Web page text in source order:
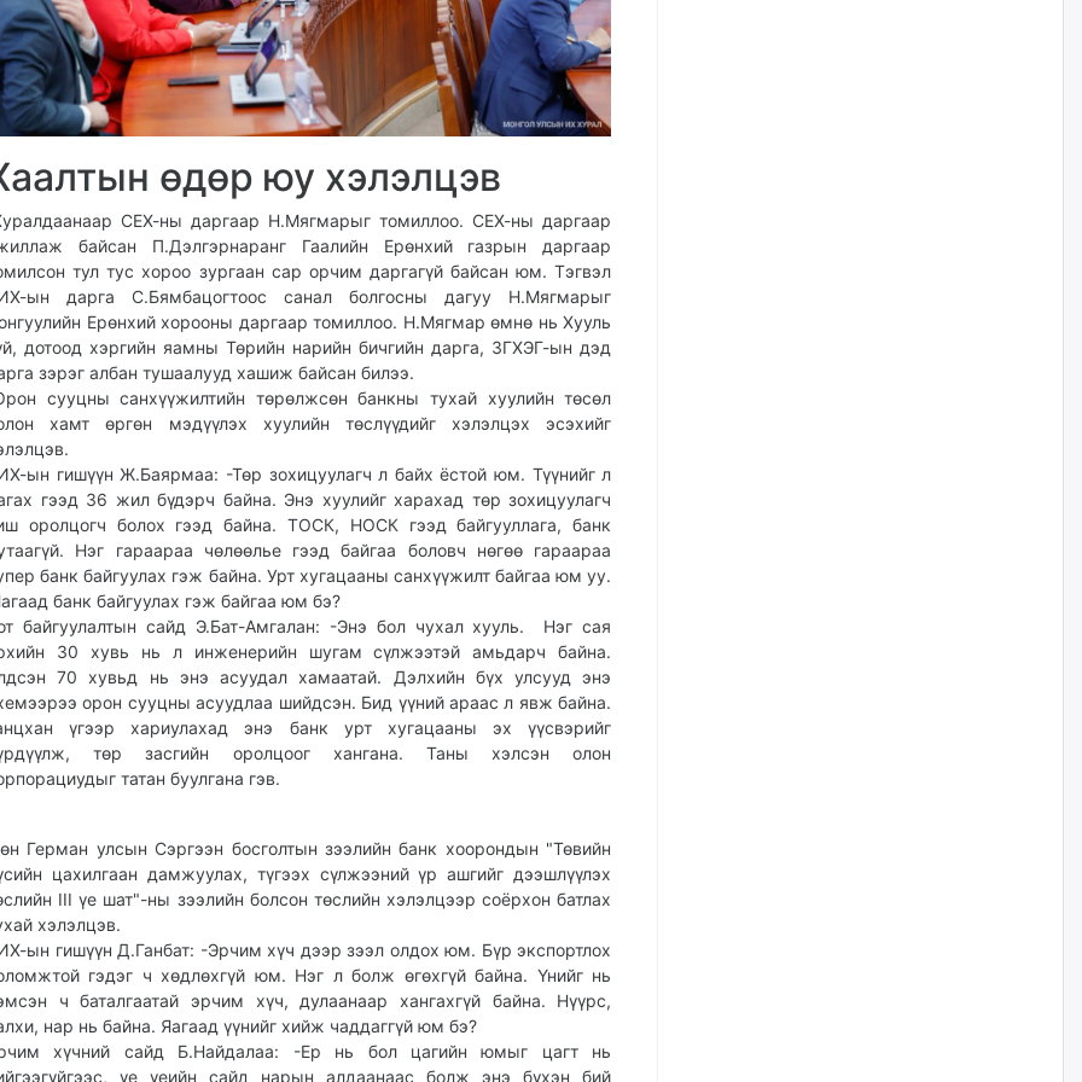
өдөр юу хэлэлцэв
СЕХ-ны даргаар Н.Мягмарыг томиллоо. СЕХ-ны даргаар
байсан П.Дэлгэрнаранг Гаалийн Ерөнхий газрын даргаар
тул тус хороо зургаан сар орчим даргагүй байсан юм. Тэгвэл
ын дарга С.Бямбацогтоос санал болгосны дагуу Н.Мягмарыг
Ерөнхий хорооны даргаар томиллоо. Н.Мягмар өмнө нь Хууль
дотоод хэргийн яамны Төрийн нарийн бичгийн дарга, ЗГХЭГ-ын дэд
зэрэг албан тушаалууд хашиж байсан билээ.
сууцны санхүүжилтийн төрөлжсөн банкны тухай хуулийн төсөл
хамт өргөн мэдүүлэх хуулийн төслүүдийг хэлэлцэх эсэхийг
ын гишүүн Ж.Баярмаа: -Төр зохицуулагч л байх ёстой юм. Түүнийг л
гээд 36 жил бүдэрч байна. Энэ хуулийг харахад төр зохицуулагч
оролцогч болох гээд байна. ТОСК, НОСК гээд байгууллага, банк
Нэг гараараа чөлөөлье гээд байгаа боловч нөгөө гараараа
банк байгуулах гэж байна. Урт хугацааны санхүүжилт байгаа юм уу.
банк байгуулах гэж байгаа юм бэ?
байгуулалтын сайд Э.Бат-Амгалан: -Энэ бол чухал хууль. Нэг сая
30 хувь нь л инженерийн шугам сүлжээтэй амьдарч байна.
70 хувьд нь энэ асуудал хамаатай. Дэлхийн бүх улсууд энэ
орон сууцны асуудлаа шийдсэн. Бид үүний араас л явж байна.
үгээр хариулахад энэ банк урт хугацааны эх үүсвэрийг
төр засгийн оролцоог хангана. Таны хэлсэн олон
татан буулгана гэв.
Герман улсын Сэргээн босголтын зээлийн банк хоорондын "Төвийн
цахилгаан дамжуулах, түгээх сүлжээний үр ашгийг дээшлүүлэх
III үе шат"-ны зээлийн болсон төслийн хэлэлцээр соёрхон батлах
хэлэлцэв.
ын гишүүн Д.Ганбат: -Эрчим хүч дээр зээл олдох юм. Бүр экспортлох
гэдэг ч хөдлөхгүй юм. Нэг л болж өгөхгүй байна. Үнийг нь
ч баталгаатай эрчим хүч, дулаанаар хангахгүй байна. Нүүрс,
нар нь байна. Яагаад үүнийг хийж чаддаггүй юм бэ?
хүчний сайд Б.Найдалаа: -Ер нь бол цагийн юмыг цагт нь
үе үеийн сайд нарын алдаанаас болж энэ бүхэн бий